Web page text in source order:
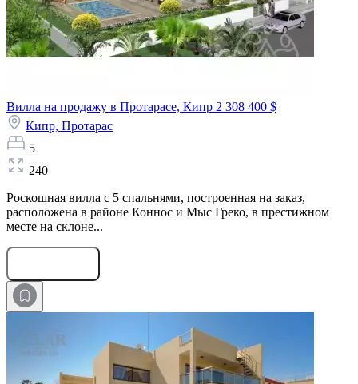
Вилла на продажу в Протарасе, Кипр 2 308 400 $
Кипр, Протарас
5
240
Роскошная вилла с 5 спальнями, построенная на заказ,
расположена в районе Коннос и Мыс Греко, в престижном
месте на склоне...